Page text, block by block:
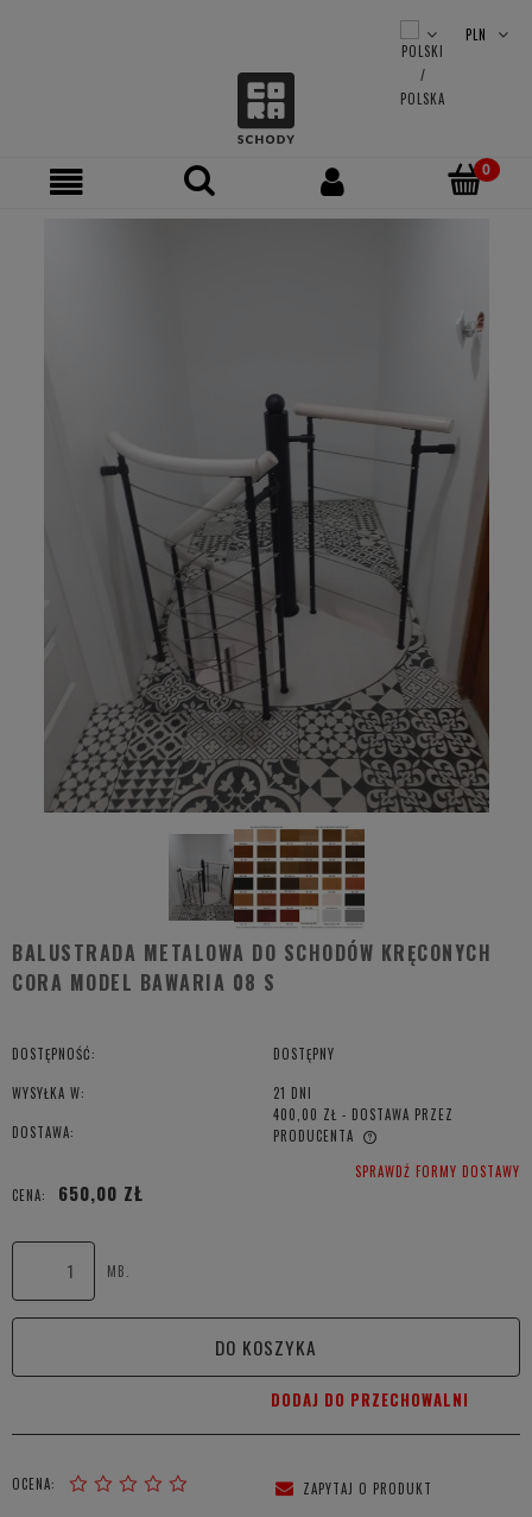
BALUSTRADA METALOWA DO SCHODÓW KRĘCONYCH
CORA MODEL BAWARIA 08 S
DOSTĘPNOŚĆ: DOSTĘPNY
WYSYŁKA W: 21 DNI
DOSTAWA:
400,00 ZŁ - DOSTAWA PRZEZ
PRODUCENTA
CENA NIE ZAWIERA EWENTUALNYCH KOSZTÓW PŁATNOŚCISPRAWDŹ FORMY DOSTAWY
CENA:
650,00 ZŁ
MB.
DO KOSZYKA
DODAJ DO PRZECHOWALNI
OCENA: ZAPYTAJ O PRODUKT